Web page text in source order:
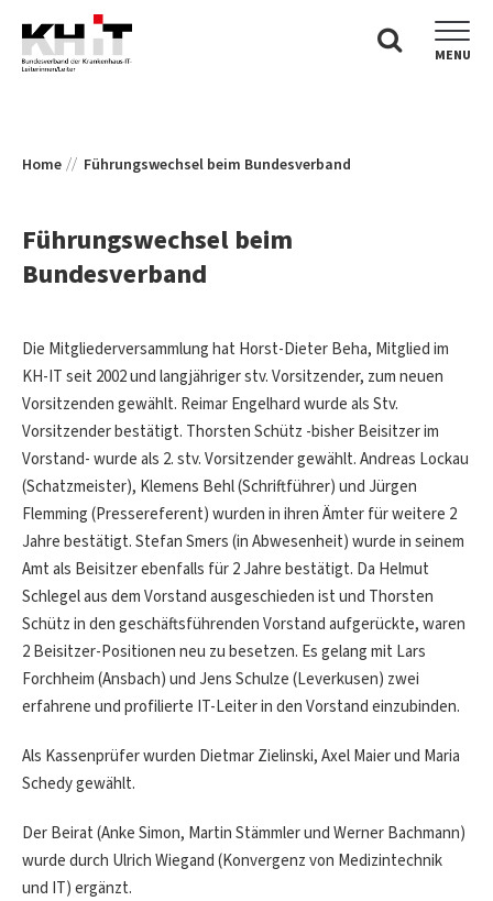
MENU
Home Führungswechsel beim Bundesverband
Führungswechsel beim
Bundesverband
Die Mitgliederversammlung hat Horst-Dieter Beha, Mitglied im
KH-IT seit 2002 und langjähriger stv. Vorsitzender, zum neuen
Vorsitzenden gewählt. Reimar Engelhard wurde als Stv.
Vorsitzender bestätigt. Thorsten Schütz -bisher Beisitzer im
Vorstand- wurde als 2. stv. Vorsitzender gewählt. Andreas Lockau
(Schatzmeister), Klemens Behl (Schriftführer) und Jürgen
Flemming (Pressereferent) wurden in ihren Ämter für weitere 2
Jahre bestätigt. Stefan Smers (in Abwesenheit) wurde in seinem
Amt als Beisitzer ebenfalls für 2 Jahre bestätigt. Da Helmut
Schlegel aus dem Vorstand ausgeschieden ist und Thorsten
Schütz in den geschäftsführenden Vorstand aufgerückte, waren
2 Beisitzer-Positionen neu zu besetzen. Es gelang mit Lars
Forchheim (Ansbach) und Jens Schulze (Leverkusen) zwei
erfahrene und profilierte IT-Leiter in den Vorstand einzubinden.
Als Kassenprüfer wurden Dietmar Zielinski, Axel Maier und Maria
Schedy gewählt.
Der Beirat (Anke Simon, Martin Stämmler und Werner Bachmann)
wurde durch Ulrich Wiegand (Konvergenz von Medizintechnik
und IT) ergänzt.